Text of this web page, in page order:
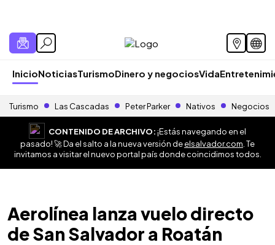
InicioNoticiasTurismoDinero y negociosVida
Turismo Las Cascadas Peter Parker Nativos Negocios
CONTENIDO DE ARCHIVO:¡Estás navegando en el
pasado! 🚀 Da el salto a la nueva versión deelsalvador.com . Te
invitamos a visitar el nuevo portal país donde coincidimos todos.
Aerolínea lanza vuelo directo
de San Salvador a Roatán